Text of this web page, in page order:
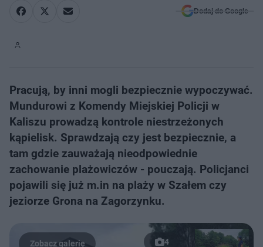
Dodaj do Google
Pracują, by inni mogli bezpiecznie wypoczywać.
Mundurowi z Komendy Miejskiej Policji w
Kaliszu prowadzą kontrole niestrzeżonych
kąpielisk. Sprawdzają czy jest bezpiecznie, a
tam gdzie zauważają nieodpowiednie
zachowanie plażowiczów - pouczają. Policjanci
pojawili się już m.in na plaży w Szałem czy
jeziorze Grona na Zagorzynku.
4